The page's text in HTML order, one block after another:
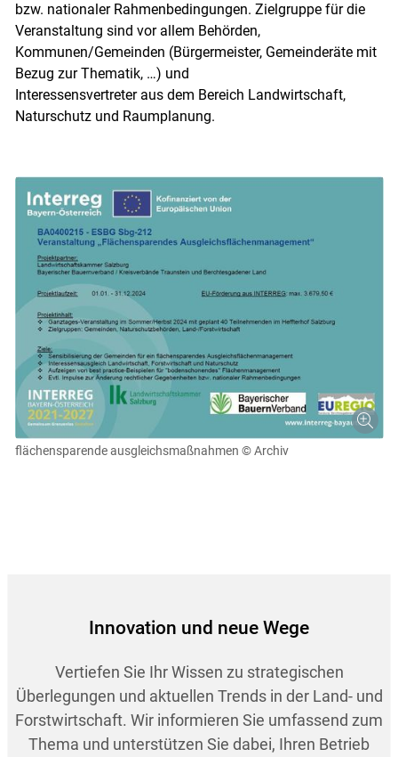
bzw. nationaler Rahmenbedingungen. Zielgruppe für die
Veranstaltung sind vor allem Behörden,
Kommunen/Gemeinden (Bürgermeister, Gemeinderäte mit
Bezug zur Thematik, …) und
Interessensvertreter aus dem Bereich Landwirtschaft,
Naturschutz und Raumplanung.
flächensparende ausgleichsmaßnahmen © Archiv
Innovation und neue Wege
Vertiefen Sie Ihr Wissen zu strategischen
Überlegungen und aktuellen Trends in der Land- und
Forstwirtschaft. Wir informieren Sie umfassend zum
Thema und unterstützen Sie dabei, Ihren Betrieb